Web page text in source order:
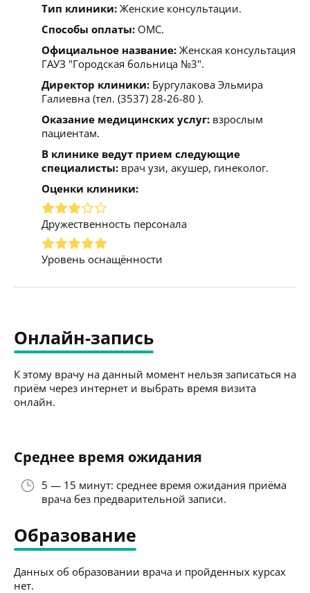
Тип клиники: Женские консультации.
Способы оплаты: ОМС.
Официальное название: Женская консультация
ГАУЗ "Городская больница №3".
Директор клиники: Бургулакова Эльмира
Галиевна (тел. (3537) 28-26-80 ).
Оказание медицинских услуг: взрослым
пациентам.
В клинике ведут прием следующие
специалисты: врач узи, акушер, гинеколог.
Оценки клиники:
Дружественность персонала
Уровень оснащённости
Онлайн-запись
К этому врачу на данный момент нельзя записаться на
приём через интернет и выбрать время визита
онлайн.
Среднее время ожидания
5 — 15 минут: среднее время ожидания приёма
врача без предварительной записи.
Образование
Данных об образовании врача и пройденных курсах
нет.